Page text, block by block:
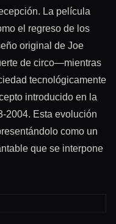
La película
el regreso de los
original de Joe
de circo—mientras
tecnológicamente
introducido en la
2004. Esta evolución
como un
que se interpone